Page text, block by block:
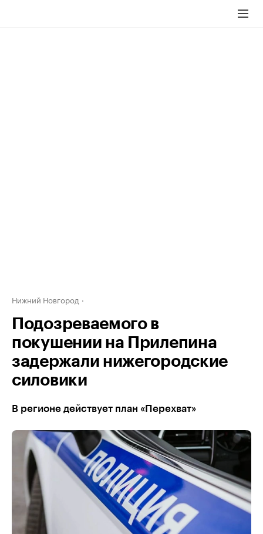
Нижний Новгород
Подозреваемого в
покушении на Прилепина
задержали нижегородские
силовики
В регионе действует план «Перехват»